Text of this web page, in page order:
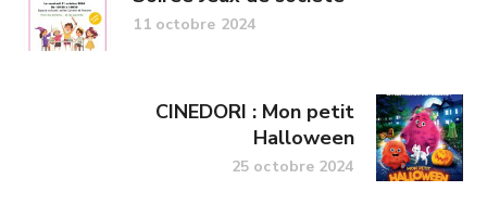
11 octobre 2024
CINEDORI : Mon petit
Halloween
25 octobre 2024